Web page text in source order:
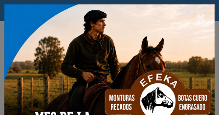
Productos Semillas PASTURAS
×